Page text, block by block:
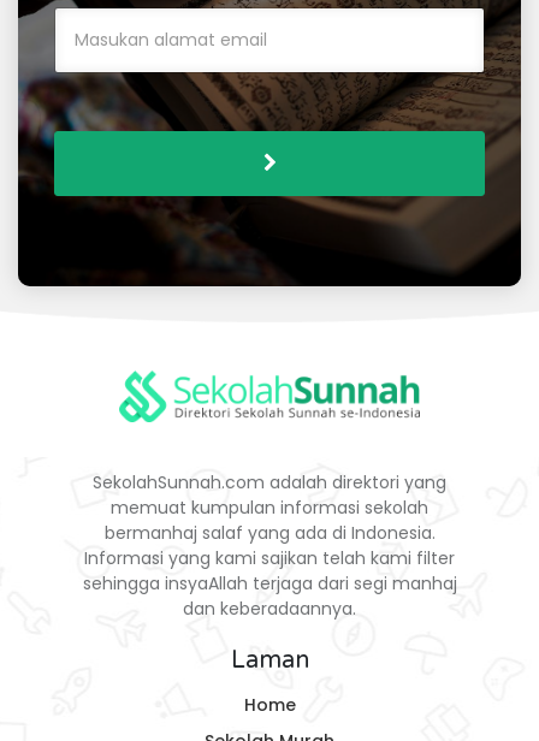
SekolahSunnah.com adalah direktori yang
memuat kumpulan informasi sekolah
bermanhaj salaf yang ada di Indonesia.
Informasi yang kami sajikan telah kami filter
sehingga insyaAllah terjaga dari segi manhaj
dan keberadaannya.
Laman
Home